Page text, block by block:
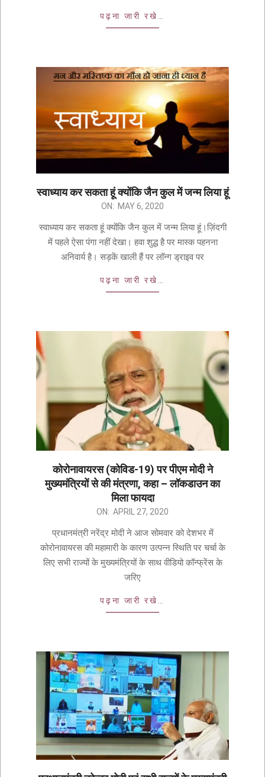
पढ़ना जारी रखे…
स्वाध्याय कर सकता हूं क्योंकि जैन कुल में जन्म लिया हूं
ON: MAY 6, 2020
स्वाध्याय कर सकता हूं क्योंकि जैन कुल में जन्म लिया हूं।ज़िंदगी
में पहले ऐसा पंगा नहीं देखा। हवा शुद्ध है पर मास्क पहनना
अनिवार्य है। सड़कें खाली हैं पर लॉन्ग ड्राइव पर
पढ़ना जारी रखे…
कोरोनावायरस (कोविड-19) पर पीएम मोदी ने
मुख्यमंत्रियों से की मंत्रणा, कहा – लॉकडाउन का
मिला फायदा
ON: APRIL 27, 2020
प्रधानमंत्री नरेंद्र मोदी ने आज सोमवार को देशभर में
कोरोनावायरस की महामारी के कारण उत्पन्न स्थिति पर चर्चा के
लिए सभी राज्यों के मुख्यमंत्रियों के साथ वीडियो कॉन्फ्रेंस के
जरिए
पढ़ना जारी रखे…